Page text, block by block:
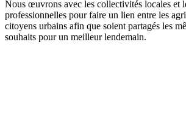
Nous œuvrons avec les collectivités locales et
professionnelles pour faire un lien entre les
citoyens urbains afin que soient partagés les
souhaits pour un meilleur lendemain.